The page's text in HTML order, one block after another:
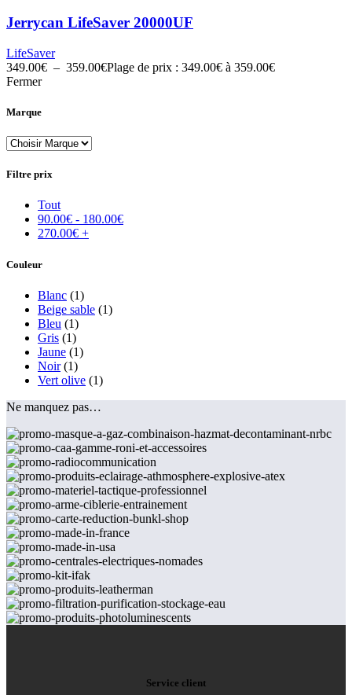
Jerrycan LifeSaver 20000UF
LifeSaver
349.00€ – 359.00€Plage de prix : 349.00€ à 359.00€
Fermer
Marque
Filtre prix
Tout
90.00€ - 180.00€
270.00€ +
Couleur
Blanc (1)
Beige sable (1)
Bleu (1)
Gris (1)
Jaune (1)
Noir (1)
Vert olive (1)
Ne manquez pas…
Service client